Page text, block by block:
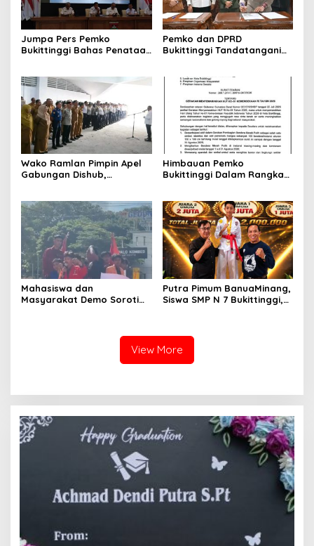
Jumpa Pers Pemko
Bukittinggi Bahas Penataan
Pemko dan DPRD
Bukittinggi Tandatangani
2026
Wako Ramlan Pimpin Apel
Gabungan Dishub,
Pelajar
Himbauan Pemko
Bukittinggi Dalam Rangka
Republik Indonesia
Mahasiswa dan
Masyarakat Demo Soroti
Putra Pimum BanuaMinang,
Siswa SMP N 7 Bukittinggi,
Kejuaraan Karate Jam
Gadang Inkanas Bukittinggi
View More